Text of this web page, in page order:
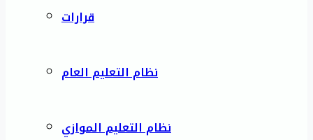
قرارات
نظام التعليم العام
نظام التعليم الموازي